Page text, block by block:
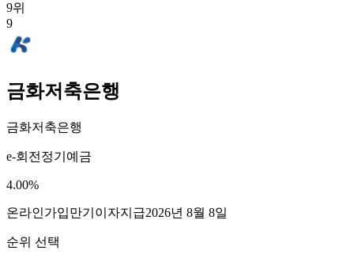
9위
9
금화저축은행
금화저축은행
e-회전정기예금
4.00%
온라인가입만기이자지급2026년 8월 8일
순위 선택